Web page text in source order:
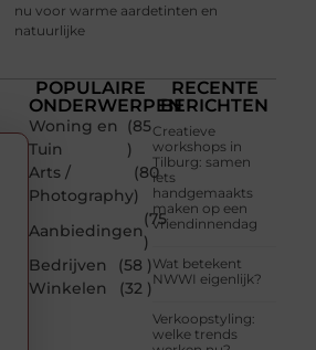
nu voor warme aardetinten en
natuurlijke
POPULAIRE
ONDERWERPEN
Woning en
Tuin
(85
)
Arts /
Photography
(80
)
Aanbiedingen
(75
)
Bedrijven
(58 )
Winkelen
(32 )
RECENTE
BERICHTEN
Creatieve
workshops in
Tilburg: samen
iets
handgemaakts
maken op een
vriendinnendag
Wat betekent
NWWI eigenlijk?
Verkoopstyling:
welke trends